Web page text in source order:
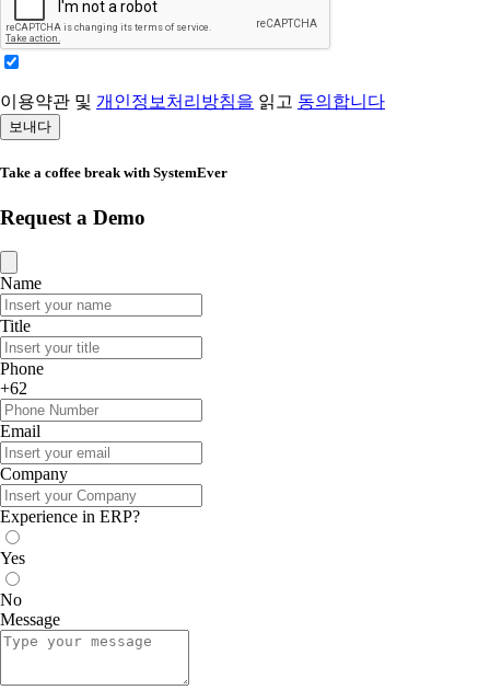
이용약관 및 개인정보처리방침을 읽고 동의합니다
보내다
Take a coffee break with SystemEver
Request a Demo
Name
Title
Phone
+62
Email
Company
Experience in ERP?
Yes
No
Message